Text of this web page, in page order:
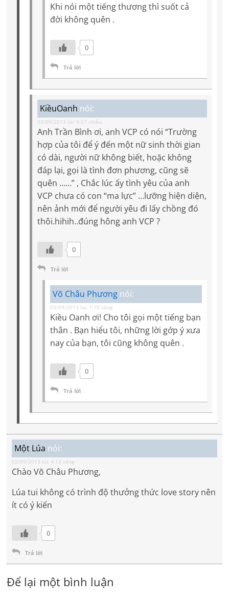
Khi nói một tiếng thương thì suốt cả
đời không quên .
0
Trả lời
KiềuOanh nói:
02/09/2013 lúc 6:57 chiều
Anh Trần Bình ơi, anh VCP có nói “Trường
hợp của tôi để ý đến một nữ sinh thời gian
có dài, người nữ không biết, hoặc không
đáp lại, gọi là tình đơn phương, cũng sẽ
quên ……” , Chắc lúc ấy tình yêu của anh
VCP chưa có con “ma lực” …lưỡng hiện diện,
nên ảnh mới để người yêu đi lấy chồng đó
thôi.hihih..đúng hông anh VCP ?
0
Trả lời
Võ Châu Phương nói:
03/09/2013 lúc 1:10 sáng
Kiều Oanh ơi! Cho tôi gọi một tiếng bạn
thân . Bạn hiểu tôi, những lời gớp ý xưa
nay của bạn, tôi cũng không quên .
0
Trả lời
Một Lúa nói:
02/09/2013 lúc 4:13 sáng
Chào Võ Châu Phương,
Lúa tui không có trình độ thưởng thức love story nên
ít có ý kiến
0
Trả lời
Để lại một bình luận